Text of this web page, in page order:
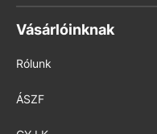
Vásárlóinknak
Rólunk
ÁSZF